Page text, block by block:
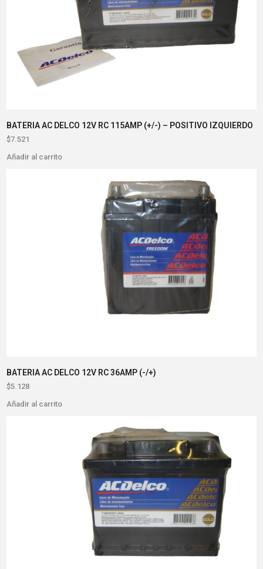
BATERIA AC DELCO 12V RC 115AMP (+/-) – POSITIVO IZQUIERDO
$7.521
Añadir al carrito
BATERIA AC DELCO 12V RC 36AMP (-/+)
$5.128
Añadir al carrito